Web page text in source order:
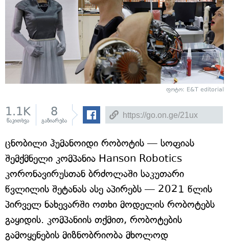
ფოტო: E&T editorial
1.1K
წაკითხვა
8
გაზიარება
ცნობილი ჰუმანოიდი რობოტის — სოფიას
შემქმნელი კომპანია Hanson Robotics
კორონავირუსთან ბრძოლაში საკუთარი
წვლილის შეტანას ასე აპირებს — 2021 წლის
პირველ ნახევარში ოთხი მოდელის რობოტებს
გაყიდის. კომპანიის თქმით, რობოტების
გამოყენების მიზნობრიობა მხოლოდ